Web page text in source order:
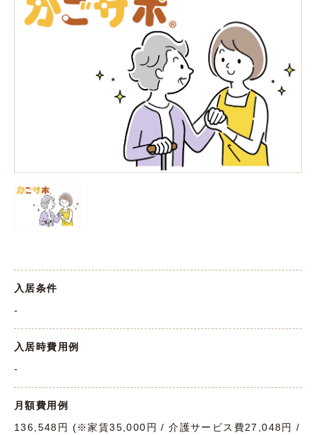
入居条件
-
入居時費用例
-
月額費用例
136,548円 (※家賃35,000円 / 介護サービス費27,048円 /